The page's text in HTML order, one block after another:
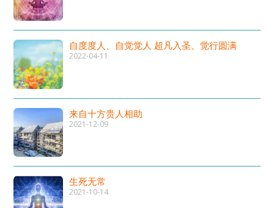
自度度人、自觉觉人 超凡入圣、觉行圆满
2022-04-11
来自十方贵人相助
2021-12-09
生死无常
2021-10-14